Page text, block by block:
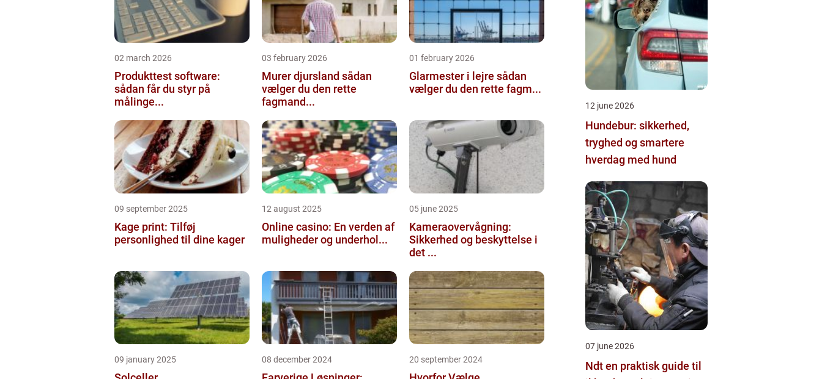
02 march 2026
Produkttest software:
sådan får du styr på
målinge...
03 february 2026
Murer djursland sådan
vælger du den rette
fagmand...
01 february 2026
Glarmester i lejre sådan
vælger du den rette fagm...
09 september 2025
Kage print: Tilføj
personlighed til dine kager
12 august 2025
Online casino: En verden af
muligheder og underhol...
05 june 2025
Kameraovervågning:
Sikkerhed og beskyttelse i
det ...
09 january 2025 08 december 2024 20 september 2024
12 june 2026
Hundebur: sikkerhed,
tryghed og smartere
hverdag med hund
07 june 2026
Ndt en praktisk guide til